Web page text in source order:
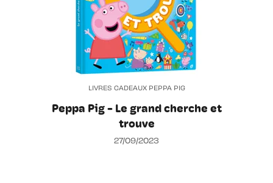
LIVRES CADEAUX PEPPA PIG
Peppa Pig - Le grand cherche et
trouve
27/09/2023